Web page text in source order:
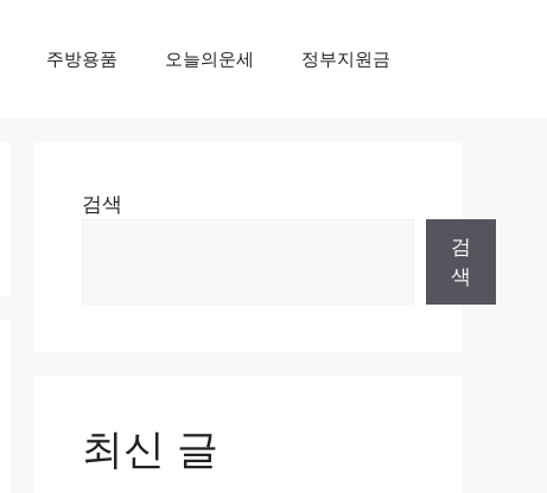
주방용품 오늘의운세 정부지원금
검색
검
색
최신 글